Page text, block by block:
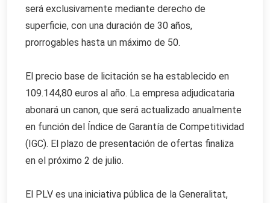
será exclusivamente mediante derecho de
superficie, con una duración de 30 años,
prorrogables hasta un máximo de 50.
El precio base de licitación se ha establecido en
109.144,80 euros al año. La empresa adjudicataria
abonará un canon, que será actualizado anualmente
en función del Índice de Garantía de Competitividad
(IGC). El plazo de presentación de ofertas finaliza
en el próximo 2 de julio.
El PLV es una iniciativa pública de la Generalitat,